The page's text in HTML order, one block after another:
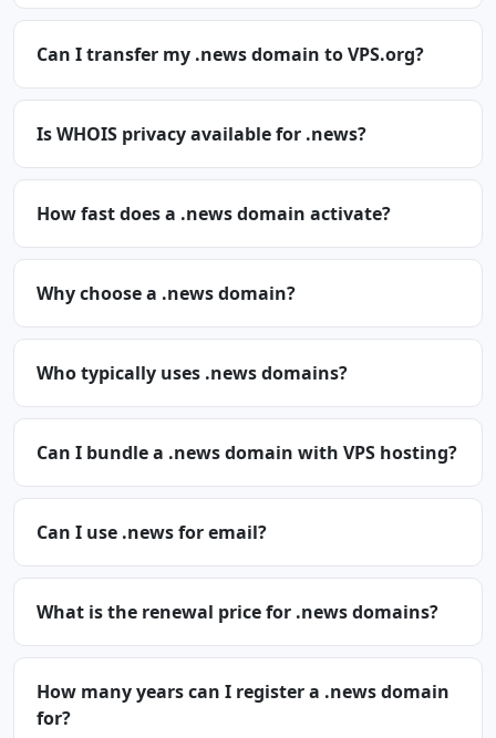
Can I transfer my .news domain to VPS.org?
Is WHOIS privacy available for .news?
How fast does a .news domain activate?
Why choose a .news domain?
Who typically uses .news domains?
Can I bundle a .news domain with VPS hosting?
Can I use .news for email?
What is the renewal price for .news domains?
How many years can I register a .news domain
for?